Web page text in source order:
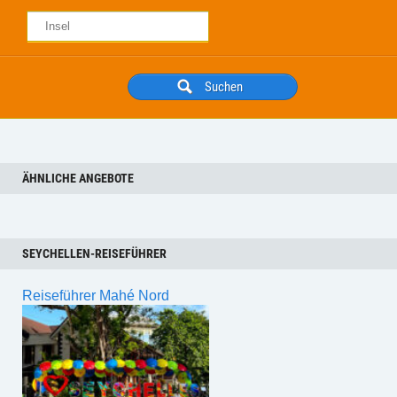
ÄHNLICHE ANGEBOTE
SEYCHELLEN-REISEFÜHRER
Reiseführer Mahé Nord